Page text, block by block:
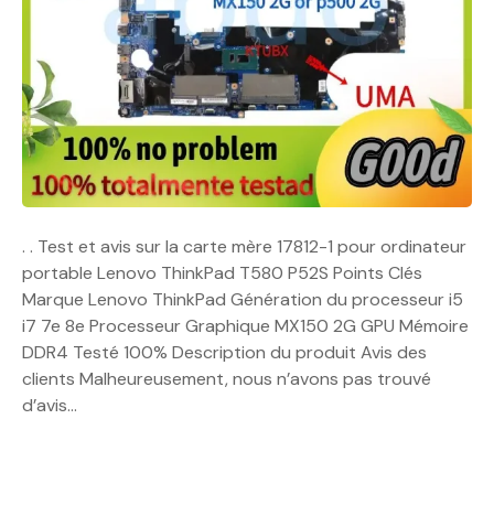
. . Test et avis sur la carte mère 17812-1 pour ordinateur
portable Lenovo ThinkPad T580 P52S Points Clés
Marque Lenovo ThinkPad Génération du processeur i5
i7 7e 8e Processeur Graphique MX150 2G GPU Mémoire
DDR4 Testé 100% Description du produit Avis des
clients Malheureusement, nous n’avons pas trouvé
d’avis…